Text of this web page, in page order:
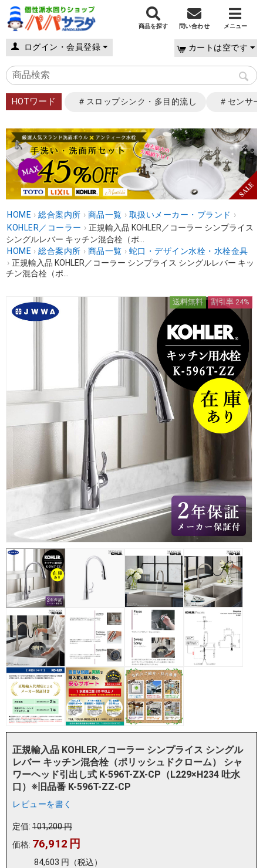
商品を探す 問い合わせ メニュー
ログイン・会員登録 カートは空です
HOTワード ＃スロップシンク・多目的流し ＃センサ
HOME › 総合案内所 › 商品一覧 › 取扱いメーカー・ブランド ›
KOHLER／コーラー › 正規輸入品 KOHLER／コーラー シンプライス
シングルレバー キッチン混合栓（ポ...
HOME › 総合案内所 › 商品一覧 › 蛇口・デザイン水栓・水栓金具
› 正規輸入品 KOHLER／コーラー シンプライス シングルレバー キッ
チン混合栓（ポ...
送料無料 割引率 24%
正規輸入品 KOHLER／コーラー シンプライス シングル
レバー キッチン混合栓（ポリッシュドクローム） シャ
ワーヘッド引出し式 K-596T-ZX-CP（L229×H234 吐水
口）※旧品番 K-596T-ZZ-CP
レビューを書く
定価: 101,200円
価格: 76,912 円
84,603 円 （税込）